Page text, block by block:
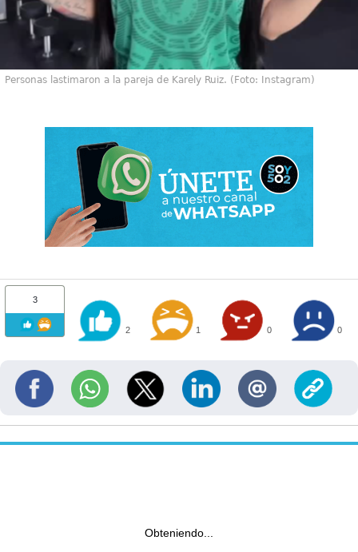
Personas lastimaron a la pareja de Karely Ruiz. (Foto: Instagram)
3
2 1 0 0
Obteniendo...